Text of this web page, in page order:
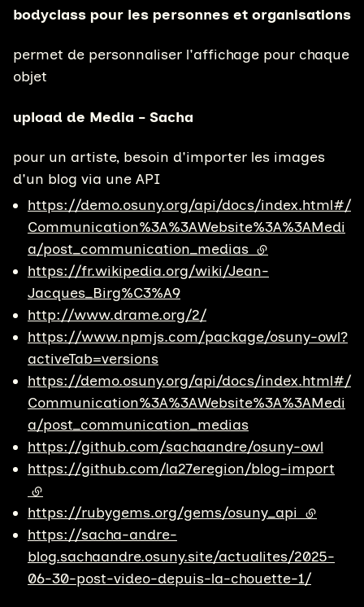
bodyclass pour les personnes et organisations
permet de personnaliser l'affichage pour chaque
objet
upload de Media - Sacha
pour un artiste, besoin d'importer les images
d'un blog via une API
https://demo.osuny.org/api/docs/index.html#/
Communication%3A%3AWebsite%3A%3AMedi
a/post_communication_medias (lien externe)
https://fr.wikipedia.org/wiki/Jean-
Jacques_Birg%C3%A9
http://www.drame.org/2/
https://www.npmjs.com/package/osuny-owl?
activeTab=versions
https://demo.osuny.org/api/docs/index.html#/
Communication%3A%3AWebsite%3A%3AMedi
a/post_communication_medias
https://github.com/sachaandre/osuny-owl
https://github.com/la27eregion/blog-import
(lien externe)
https://rubygems.org/gems/osuny_api (lien
https://sacha-andre-
blog.sachaandre.osuny.site/actualites/2025-
06-30-post-video-depuis-la-chouette-1/